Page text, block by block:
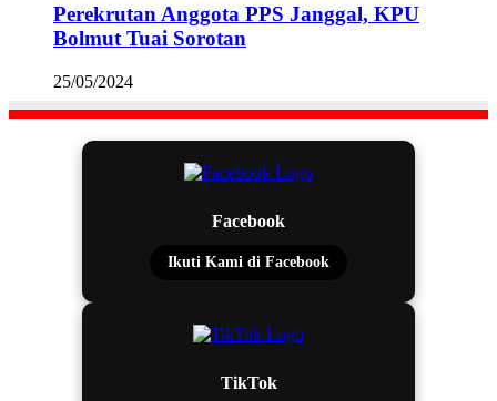
Perekrutan Anggota PPS Janggal, KPU
Bolmut Tuai Sorotan
25/05/2024
Facebook
Ikuti Kami di Facebook
TikTok